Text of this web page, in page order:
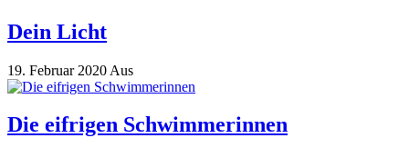
Dein Licht
19. Februar 2020 Aus
Die eifrigen Schwimmerinnen